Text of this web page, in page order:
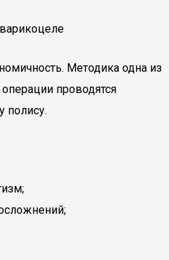
Методика одна из
проводятся
полису.